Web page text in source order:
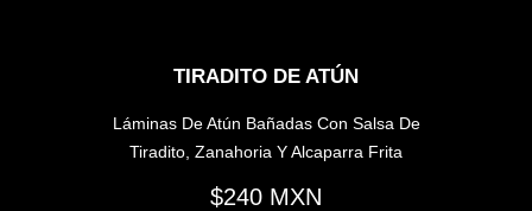
TIRADITO DE ATÚN
Láminas De Atún Bañadas Con Salsa De
Tiradito, Zanahoria Y Alcaparra Frita
240